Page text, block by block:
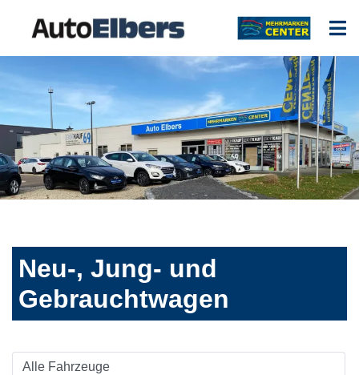
Neu-, Jung- und
Gebrauchtwagen
Alle Fahrzeuge